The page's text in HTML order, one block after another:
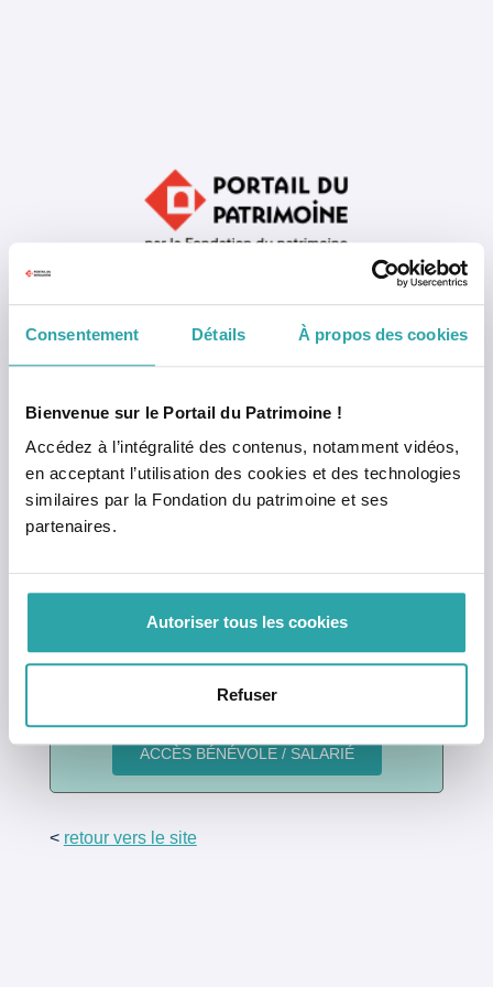
Consentement Détails À propos des cookies
Bienvenue sur le Portail du Patrimoine !
Accédez à l’intégralité des contenus, notamment vidéos,
en acceptant l’utilisation des cookies et des technologies
similaires par la Fondation du patrimoine et ses
partenaires.
Autoriser tous les cookies
Refuser
Mémoriser mon identifiant
Bénévole ou salarié ?
Connectez-vous en un clic
< retour vers le site